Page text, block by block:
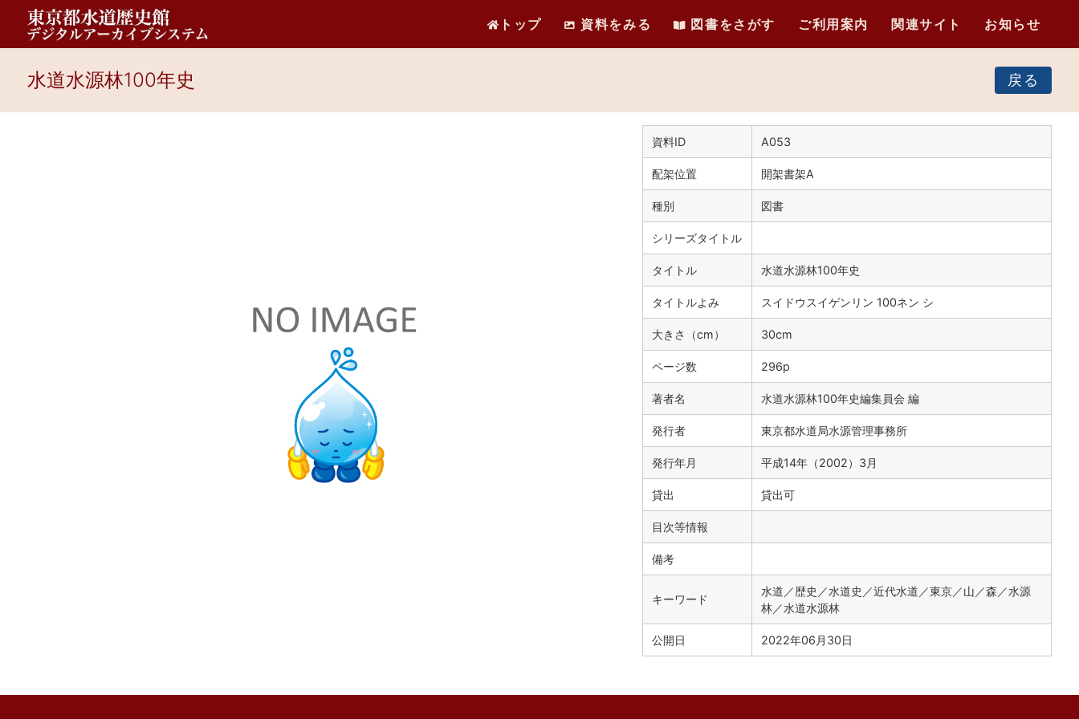
トップ 資料をみる 図書をさがす ご利用案内 関連サイト お知らせ
水道水源林100年史 戻る
資料ID A053
配架位置 開架書架A
種別 図書
シリーズタイトル
タイトル 水道水源林100年史
タイトルよみ スイドウスイゲンリン 100ネン シ
大きさ（cm） 30cm
ページ数 296p
著者名 水道水源林100年史編集員会 編
発行者 東京都水道局水源管理事務所
発行年月 平成14年（2002）3月
貸出 貸出可
目次等情報
備考
キーワード
水道／歴史／水道史／近代水道／東京／山／森／水源
林／水道水源林
公開日 2022年06月30日